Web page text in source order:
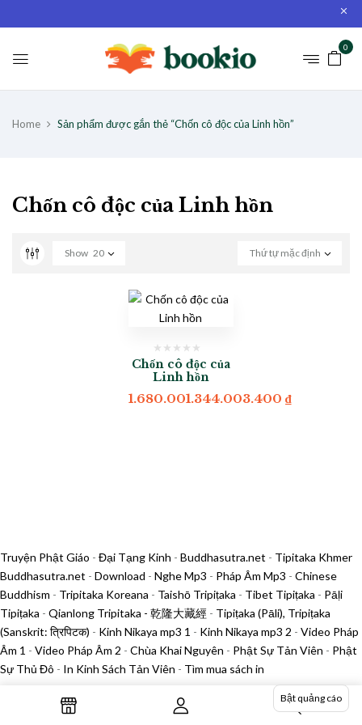
0
Home Sản phẩm được gắn thẻ “Chốn cô độc của Linh hồn”
Chốn cô độc của Linh hồn
Thứ tự mặc định
Show 20
Chốn cô độc của
Linh hồn
1.680.001.344.003.400₫
Bật quảng cáo
Truyện Phật Giáo - Đại Tạng Kinh - Buddhasutra.net - Tipitaka Khmer
Buddhasutra.net - Download - Nghe Mp3 - Pháp Âm Mp3 - Chinese
Buddhism - Tripitaka Koreana - Taishō Tripiṭaka - Tibet Tipiṭaka - Pāḷi
Tipiṭaka - Qianlong Tripitaka - 乾隆大藏經 - Tipiṭaka (Pāli), Tripiṭaka
(Sanskrit: त्रिपिटक) - Kinh Nikaya mp3 1 - Kinh Nikaya mp3 2 - Video Pháp
Âm 1 - Video Pháp Âm 2 - Chùa Khai Nguyên - Phật Sự Tản Viên - Phật
Sự Thủ Đô - In Kinh Sách Tản Viên - Tìm mua sách in